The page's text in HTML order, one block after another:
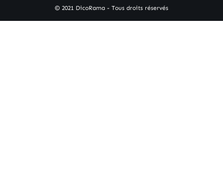
© 2021 DicoRama - Tous droits réservés